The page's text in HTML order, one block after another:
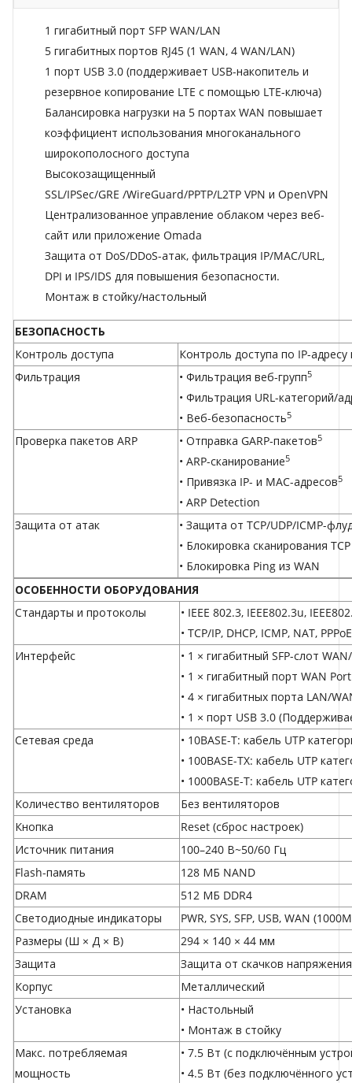
1 гигабитный порт SFP WAN/LAN
5 гигабитных портов RJ45 (1 WAN, 4 WAN/LAN)
1 порт USB 3.0 (поддерживает USB-накопитель и
резервное копирование LTE с помощью LTE-ключа)
Балансировка нагрузки на 5 портах WAN повышает
коэффициент использования многоканального
широкополосного доступа
Высокозащищенный
SSL/IPSec/GRE /WireGuard/PPTP/L2TP VPN и OpenVPN
Централизованное управление облаком через веб-
сайт или приложение Omada
Защита от DoS/DDoS-атак, фильтрация IP/MAC/URL,
DPI и IPS/IDS для повышения безопасности.
Монтаж в стойку/настольный
БЕЗОПАСНОСТЬ
Контроль доступа
Контроль доступа по IP-
Фильтрация
• Фильтрация веб-групп5
• Фильтрация URL-категорий/
• Веб-безопасность5
Проверка пакетов ARP • Отправка GARP-пакетов5
• ARP-сканирование5
• Привязка IP- и MAC-адресов5
• ARP Detection
Защита от атак
• Защита от TCP/UDP/ICMP-
• Блокировка сканирования
• Блокировка Ping из WAN
ОСОБЕННОСТИ ОБОРУДОВАНИЯ
Стандарты и протоколы
• IEEE 802.3, IEEE802.3u,
• TCP/IP, DHCP, ICMP, NAT,
Интерфейс
• 1 × гигабитный SFP-слот
• 1 × гигабитный порт WAN Port
• 4 × гигабитных порта LAN/
• 1 × порт USB 3.0
Сетевая среда
• 10BASE-T: кабель UTP
• 100BASE-TX: кабель UTP
• 1000BASE-T: кабель UTP
Количество вентиляторов
Без вентиляторов
Кнопка
Reset (сброс настроек)
Источник питания
100–240 В~50/60 Гц
Flash-память
128 МБ NAND
DRAM
512 МБ DDR4
Светодиодные индикаторы
PWR, SYS, SFP, USB, WAN
Размеры (Ш × Д × В)
294 × 140 × 44 мм
Защита
Защита от скачков
Корпус
Металлический
Установка
• Настольный
• Монтаж в стойку
Макс. потребляемая
мощность
• 7.5 Вт (с подключённым
• 4.5 Вт (без подключённого